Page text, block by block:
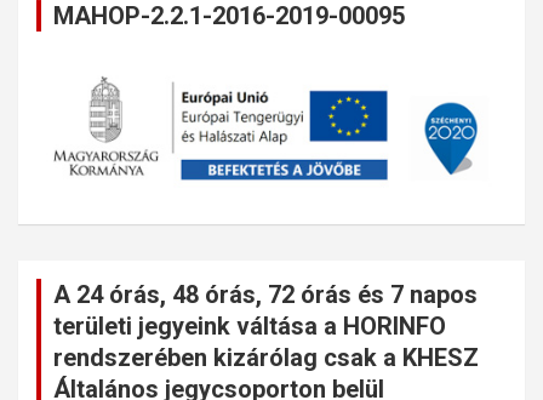
MAHOP-2.2.1-2016-2019-00095
A 24 órás, 48 órás, 72 órás és 7 napos
területi jegyeink váltása a HORINFO
rendszerében kizárólag csak a KHESZ
Általános jegycsoporton belül